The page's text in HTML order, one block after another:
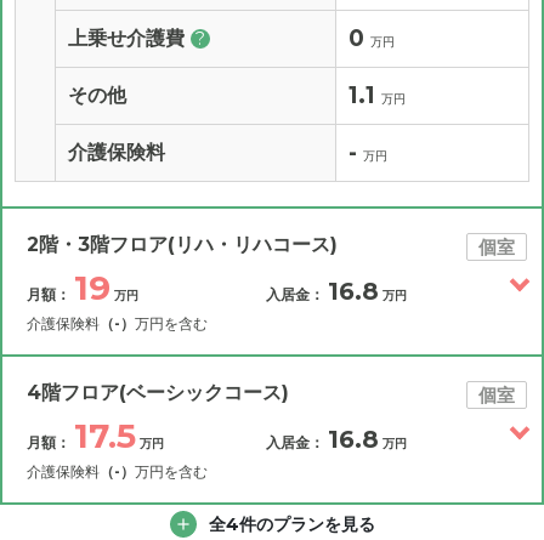
上乗せ介護費 ? 0 万円
その他 1.1 万円
介護保険料 - 万円
2階・3階フロア(リハ・リハコース) 個室
月額： 19 万円
介護保険料 （-） 万円を含む
入居金： 16.8 万円
月額費用 19
4階フロア(ベーシックコース) 個室
月額： 17.5 万円
介護保険料 （-） 万円を含む
入居金： 16.8 万円
入居金
その他費用
補足情報
全4件のプランを見る